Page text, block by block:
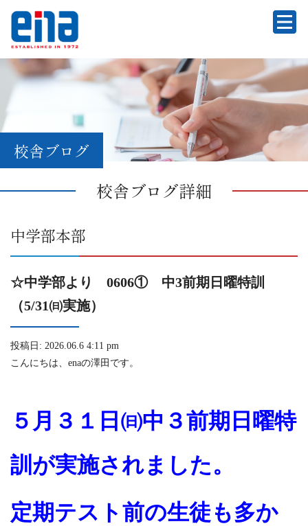
校舎ブログ
校舎ブログ詳細
中学部本部
☆中学部より 0606① 中3前期日曜特訓
（5/31㈰実施）
投稿日: 2026.06.6 4:11 pm
こんにちは、enaの澤田です。
５月３１日㈰中３前期日曜特
訓が実施されました。
定期テスト前の生徒も多か